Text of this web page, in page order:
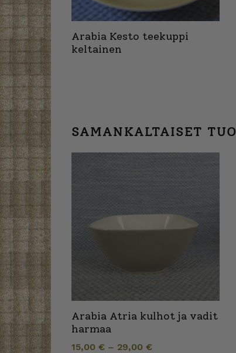
Arabia Kesto teekuppi
keltainen
SAMANKALTAISET
Arabia Atria kulhot ja vadit
harmaa
15,00 € – 29,00 €